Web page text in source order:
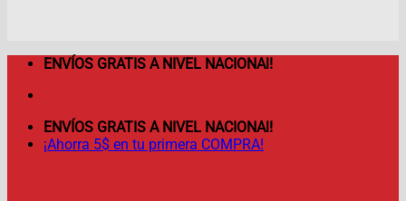
ENVÍOS GRATIS A NIVEL NACIONAl!
ENVÍOS GRATIS A NIVEL NACIONAl!
¡Ahorra 5$ en tu primera COMPRA!